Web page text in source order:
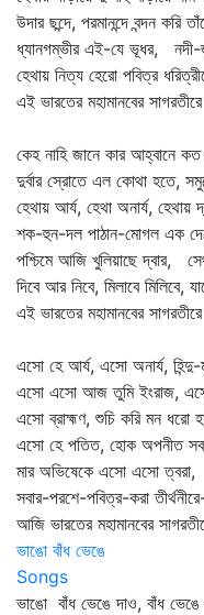
উদার ছন্দে, পরমানন্দে বন্দন করি
ধ্যানগম্ভীর এই-যে ভূধর, নদী-
হেথায় নিত্য হেরো পবিত্র
এই ভারতের মহামানবের
কেহ নাহি জানে কার আহ্বানে কত
দুর্বার স্রোতে এল কোথা হতে,
হেথায় আর্য, হেথা অনার্য, হেথায়
শক-হুন-দল পাঠান-মোগল এক
পশ্চিমে আজি খুলিয়াছে দ্বার,
দিবে আর নিবে, মিলাবে মিলিবে,
এই ভারতের মহামানবের
এসো হে আর্য, এসো অনার্য, হিন্দু-
এসো এসো আজ তুমি ইংরাজ,
এসো ব্রাহ্মণ, শুচি করি মন ধরো
এসো হে পতিত, হোক অপনীত সব
মার অভিষেকে এসো এসো ত্বরা,
সবার-পরশে-পবিত্র-করা
আজি ভারতের মহামানবের
ভাঙো বাঁধ ভেঙে
Songs
ভাঙো বাঁধ ভেঙে দাও, বাঁধ